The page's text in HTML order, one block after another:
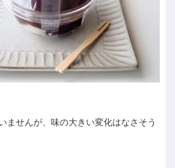
ませんが、味の大きい変化はなさそう